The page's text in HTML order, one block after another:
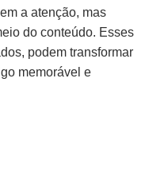
a atenção, mas
do conteúdo. Esses
podem transformar
memorável e